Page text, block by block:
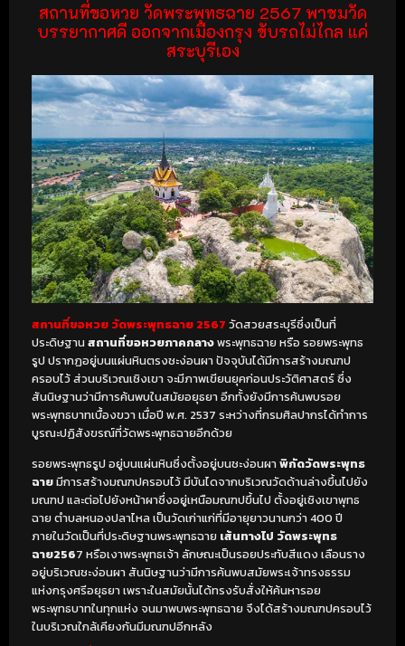
สถานที่ขอหวย วัดพระพุทธฉาย 2567 พาชมวัด
บรรยากาศดี ออกจากเมืองกรุง ขับรถไม่ไกล แค่
สระบุรีเอง
สถานที่ขอหวย วัดพระพุทธฉาย 2567 วัดสวยสระบุรีซึ่งเป็นที่
ประดิษฐาน สถานที่ขอหวยภาคกลางพระพุทธฉาย หรือ รอยพระพุทธ
รูป ปรากฏอยู่บนแผ่นหินตรงชะง่อนผา ปัจจุบันได้มีการสร้างมณฑป
ครอบไว้ ส่วนบริเวณเชิงเขา จะมีภาพเขียนยุคก่อนประวัติศาสตร์ ซึ่ง
สันนิษฐานว่ามีการค้นพบในสมัยอยุธยา อีกทั้งยังมีการค้นพบรอย
พระพุทธบาทเบื้องขวา เมื่อปี พ.ศ. 2537 ระหว่างที่กรมศิลปากรได้ทำการ
บูรณะปฏิสังขรณ์ที่วัดพระพุทธฉายอีกด้วย
รอยพระพุทธรูป อยู่บนแผ่นหินซึ่งตั้งอยู่บนชะง่อนผาพิกัดวัดพระพุทธ
ฉายมีการสร้างมณฑปครอบไว้ มีบันไดจากบริเวณวัดด้านล่างขึ้นไปยัง
มณฑป และต่อไปยังหน้าผาซึ่งอยู่เหนือมณฑปขึ้นไป ตั้งอยู่เชิงเขาพุทธ
ฉาย ตำบลหนองปลาไหล เป็นวัดเก่าแก่ที่มีอายุยาวนานกว่า 400 ปี
ภายในวัดเป็นที่ประดิษฐานพระพุทธฉาย เส้นทางไป วัดพระพุทธ
ฉาย2567 หรือเงาพระพุทธเจ้า ลักษณะเป็นรอยประทับสีแดง เลือนราง
อยู่บริเวณชะง่อนผา สันนิษฐานว่ามีการค้นพบสมัยพระเจ้าทรงธรรม
แห่งกรุงศรีอยุธยา เพราะในสมัยนั้นได้ทรงรับสั่งให้ค้นหารอย
พระพุทธบาทในทุกแห่ง จนมาพบพระพุทธฉาย จึงได้สร้างมณฑปครอบไว้
ในบริเวณใกล้เคียงกันมีมณฑปอีกหลัง